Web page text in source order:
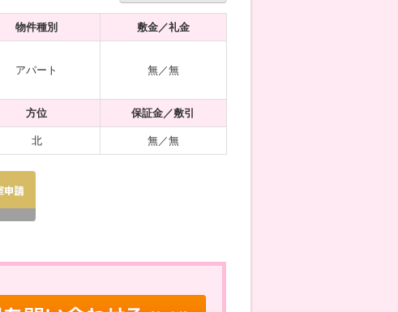
物件種別 敷金／礼金
アパート 無／無
方位 保証金／敷引
北 無／無